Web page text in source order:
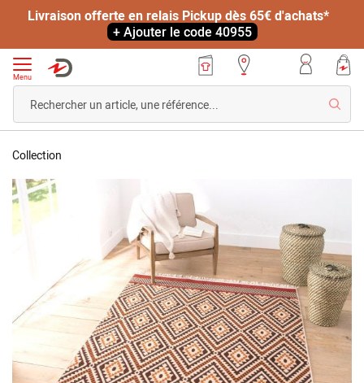
Livraison offerte en relais Pickup dès 65€ d'achats*
+ Ajouter le code 40955
Menu
Accueil
Collection
Skip
to
the
end
gallery